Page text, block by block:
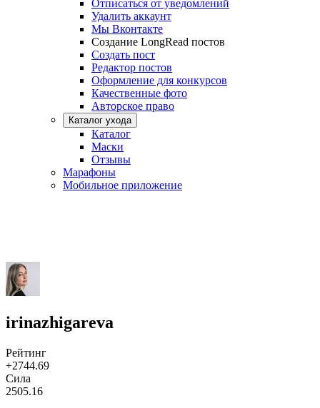
Отписаться от уведомлений
Удалить аккаунт
Мы Вконтакте
Создание LongRead постов
Создать пост
Редактор постов
Оформление для конкурсов
Качественные фото
Авторское право
Каталог ухода
Каталог
Маски
Отзывы
Марафоны
Мобильное приложение
irinazhigareva
Рейтинг
+2744.69
Сила
2505.16